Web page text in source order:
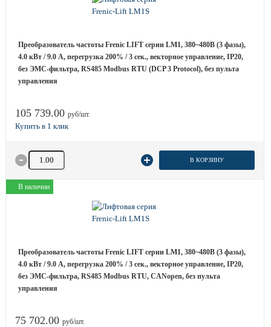
Преобразователь частоты Frenic LIFT серии LM1, 380~480B (3 фазы),
4.0 кВт / 9.0 A, перегрузка 200% / 3 сек., векторное управление, IP20,
без ЭМС-фильтра, RS485 Modbus RTU (DCP 3 Protocol), без пульта
управления
105 739.00 руб/шт.
Количество товара В КОРЗИНУ
В наличии
Преобразователь частоты Frenic LIFT серии LM1, 380~480B (3 фазы),
4.0 кВт / 9.0 A, перегрузка 200% / 3 сек., векторное управление, IP20,
без ЭМС-фильтра, RS485 Modbus RTU, CANopen, без пульта
управления
75 702.00 руб/шт.